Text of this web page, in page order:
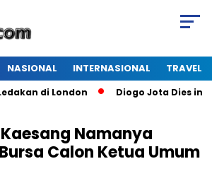
NASIONAL INTERNASIONAL TRAVEL
di London Diogo Jota Dies in Car
Namanya
Calon Ketua Umum